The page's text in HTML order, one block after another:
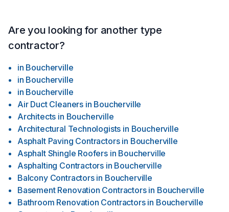
Are you looking for another type
contractor?
in Boucherville
in Boucherville
in Boucherville
Air Duct Cleaners in Boucherville
Architects in Boucherville
Architectural Technologists in Boucherville
Asphalt Paving Contractors in Boucherville
Asphalt Shingle Roofers in Boucherville
Asphalting Contractors in Boucherville
Balcony Contractors in Boucherville
Basement Renovation Contractors in Boucherville
Bathroom Renovation Contractors in Boucherville